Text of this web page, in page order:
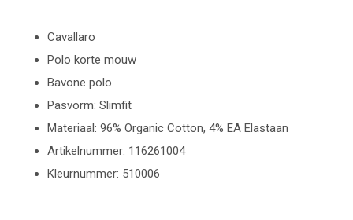
Cavallaro
Polo korte mouw
Bavone polo
Pasvorm: Slimfit
Materiaal: 96% Organic Cotton, 4% EA Elastaan
Artikelnummer: 116261004
Kleurnummer: 510006